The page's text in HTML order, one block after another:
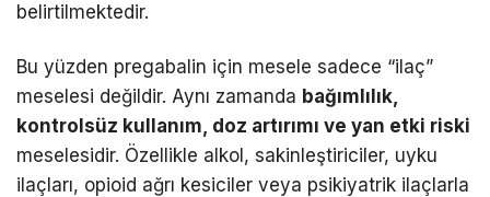
belirtilmektedir.
Bu yüzden pregabalin için mesele sadece “ilaç”
meselesi değildir. Aynı zamanda bağımlılık,
kontrolsüz kullanım, doz artırımı ve yan etki riski
meselesidir. Özellikle alkol, sakinleştiriciler, uyku
ilaçları, opioid ağrı kesiciler veya psikiyatrik ilaçlarla